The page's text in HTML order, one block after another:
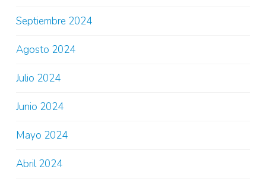
Septiembre 2024
Agosto 2024
Julio 2024
Junio 2024
Mayo 2024
Abril 2024